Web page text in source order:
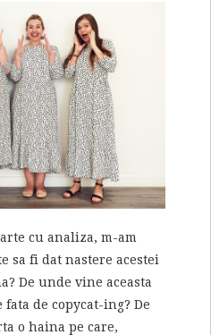
cu analiza, m-am
sa fi dat nastere acestei
De unde vine aceasta
de copycat-ing? De
o haina pe care,